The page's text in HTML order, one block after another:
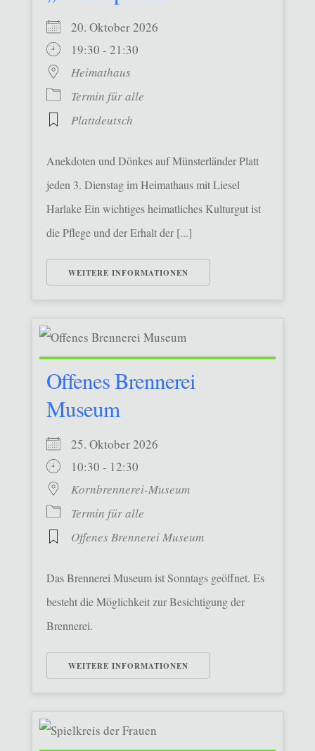
20. Oktober 2026
19:30 - 21:30
Heimathaus
Termin für alle
Plattdeutsch
Anekdoten und Dönkes auf Münsterländer Platt
jeden 3. Dienstag im Heimathaus mit Liesel
Harlake Ein wichtiges heimatliches Kulturgut ist
die Pflege und der Erhalt der [...]
WEITERE INFORMATIONEN
Offenes Brennerei
Museum
25. Oktober 2026
10:30 - 12:30
Kornbrennerei-Museum
Termin für alle
Offenes Brennerei Museum
Das Brennerei Museum ist Sonntags geöffnet. Es
besteht die Möglichkeit zur Besichtigung der
Brennerei.
WEITERE INFORMATIONEN